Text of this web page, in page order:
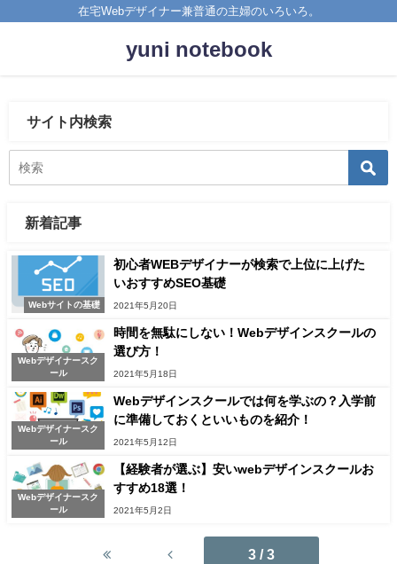
在宅Webデザイナー兼普通の主婦のいろいろ。
yuni notebook
サイト内検索
新着記事
Webサイトの基礎
初心者WEBデザイナーが検索で上位に上げた
いおすすめSEO基礎
2021年5月20日
Webデザイナースク
ール
時間を無駄にしない！Webデザインスクールの
選び方！
2021年5月18日
Webデザイナースク
ール
Webデザインスクールでは何を学ぶの？入学前
に準備しておくといいものを紹介！
2021年5月12日
Webデザイナースク
ール
【経験者が選ぶ】安いwebデザインスクールお
すすめ18選！
2021年5月2日
3 / 3